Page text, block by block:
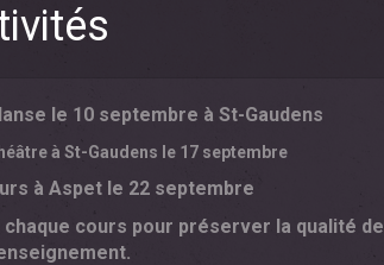
le 10 septembre à St-Gaudens
à St-Gaudens le 17 septembre
à Aspet le 22 septembre
cours pour préserver la qualité de